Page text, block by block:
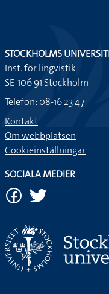
STOCKHOLMS
Inst. för lingvistik
SE-106 91 Stockholm
Telefon: 08-16 23 47
Kontakt
Om webbplatsen
Cookieinställningar
SOCIALA MEDIER